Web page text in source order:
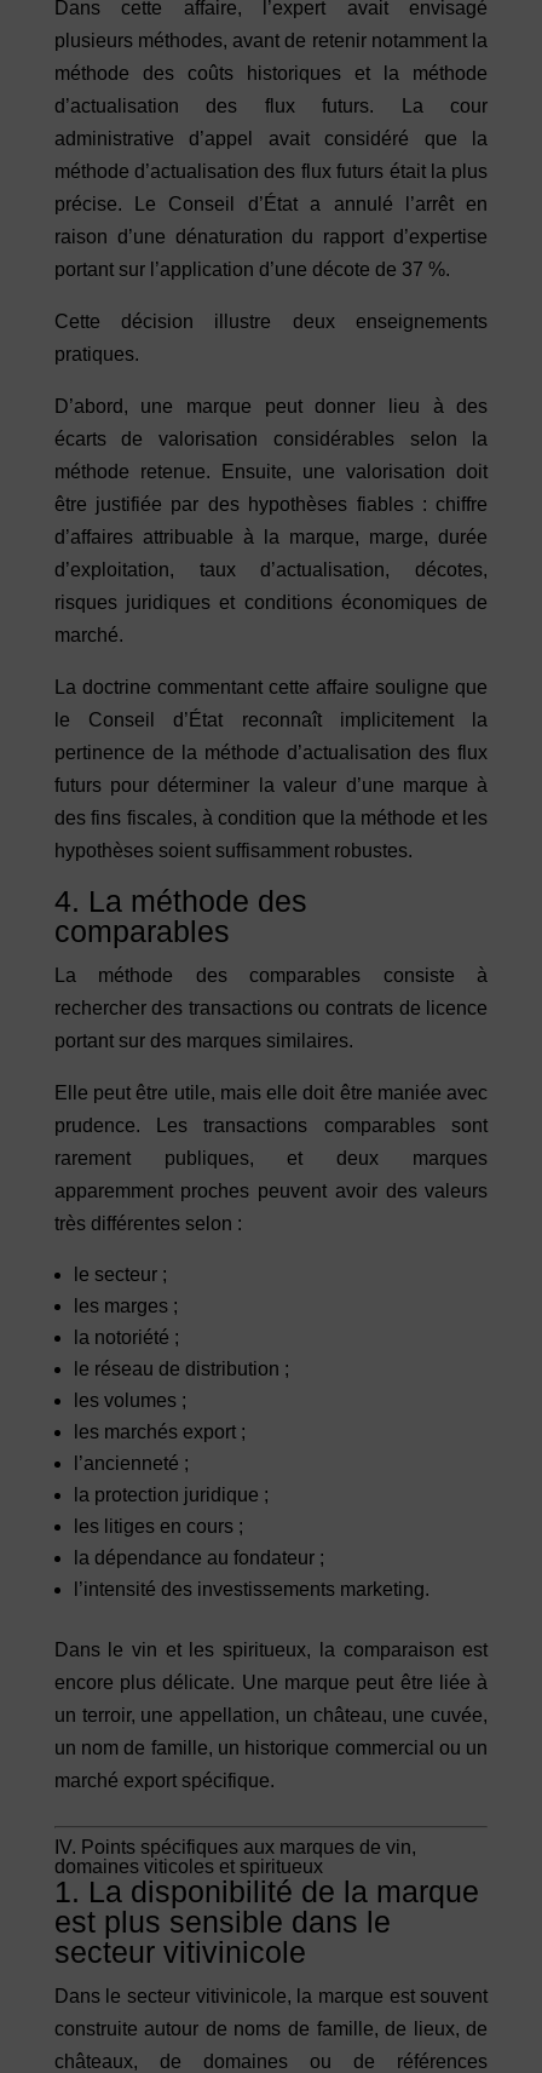
Dans cette affaire, l’expert avait envisagé
plusieurs méthodes, avant de retenir notamment la
méthode des coûts historiques et la méthode
d’actualisation des flux futurs. La cour
administrative d’appel avait considéré que la
méthode d’actualisation des flux futurs était la plus
précise. Le Conseil d’État a annulé l’arrêt en
raison d’une dénaturation du rapport d’expertise
portant sur l’application d’une décote de 37 %.
Cette décision illustre deux enseignements
pratiques.
D’abord, une marque peut donner lieu à des
écarts de valorisation considérables selon la
méthode retenue. Ensuite, une valorisation doit
être justifiée par des hypothèses fiables : chiffre
d’affaires attribuable à la marque, marge, durée
d’exploitation, taux d’actualisation, décotes,
risques juridiques et conditions économiques de
marché.
La doctrine commentant cette affaire souligne que
le Conseil d’État reconnaît implicitement la
pertinence de la méthode d’actualisation des flux
futurs pour déterminer la valeur d’une marque à
des fins fiscales, à condition que la méthode et les
hypothèses soient suffisamment robustes.
4. La méthode des
comparables
La méthode des comparables consiste à
rechercher des transactions ou contrats de licence
portant sur des marques similaires.
Elle peut être utile, mais elle doit être maniée avec
prudence. Les transactions comparables sont
rarement publiques, et deux marques
apparemment proches peuvent avoir des valeurs
très différentes selon :
le secteur ;
les marges ;
la notoriété ;
le réseau de distribution ;
les volumes ;
les marchés export ;
l’ancienneté ;
la protection juridique ;
les litiges en cours ;
la dépendance au fondateur ;
l’intensité des investissements marketing.
Dans le vin et les spiritueux, la comparaison est
encore plus délicate. Une marque peut être liée à
un terroir, une appellation, un château, une cuvée,
un nom de famille, un historique commercial ou un
marché export spécifique.
IV. Points spécifiques aux marques de vin,
domaines viticoles et spiritueux
1. La disponibilité de la marque
est plus sensible dans le
secteur vitivinicole
Dans le secteur vitivinicole, la marque est souvent
construite autour de noms de famille, de lieux, de
châteaux, de domaines ou de références